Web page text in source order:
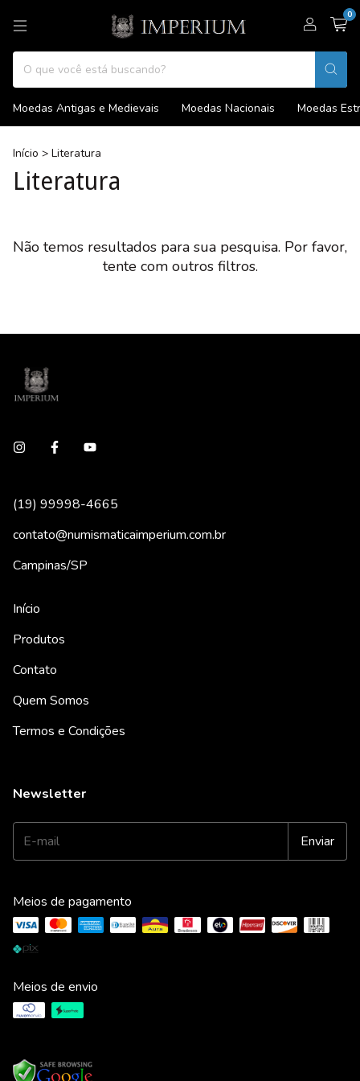
0
Moedas Antigas e Medievais Moedas Nacionais Moedas
Início > Literatura
Literatura
Não temos resultados para sua pesquisa. Por favor,
tente com outros filtros.
(19) 99998-4665
contato@numismaticaimperium.com.br
Campinas/SP
Início
Produtos
Contato
Quem Somos
Termos e Condições
Newsletter
Meios de pagamento
Meios de envio